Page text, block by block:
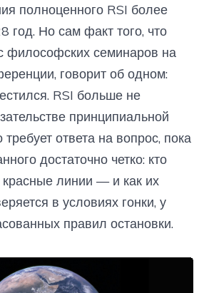
полноценного RSI более
год. Но сам факт того, что
философских семинаров на
говорит об одном:
RSI больше не
принципиальной
ответа на вопрос, пока
достаточно четко: кто
линии — и как их
в условиях гонки, у
правил остановки.